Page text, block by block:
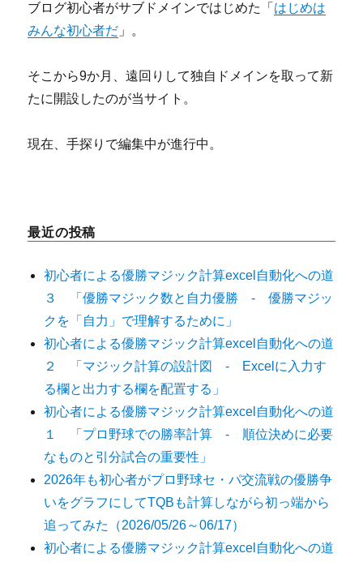
ブログ初心者がサブドメインではじめた「 はじめは
みんな初心者だ 」。
そこから9か月、遠回りして独自ドメインを取って新
たに開設したのが当サイト。
現在、手探りで編集中が進行中。
最近の投稿
初心者による優勝マジック計算excel自動化への道
３ 「優勝マジック数と自力優勝 - 優勝マジッ
クを「自力」で理解するために」
初心者による優勝マジック計算excel自動化への道
２ 「マジック計算の設計図 - Excelに入力す
る欄と出力する欄を配置する」
初心者による優勝マジック計算excel自動化への道
１ 「プロ野球での勝率計算 - 順位決めに必要
なものと引分試合の重要性」
2026年も初心者がプロ野球セ・パ交流戦の優勝争
いをグラフにしてTQBも計算しながら初っ端から
追ってみた（2026/05/26～06/17）
初心者による優勝マジック計算excel自動化への道